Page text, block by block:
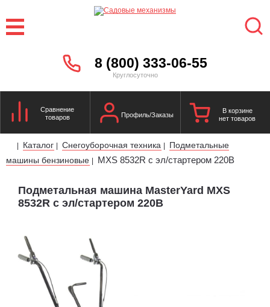
8 (800) 333-06-55
Круглосуточно
Сравнение
товаров
Профиль/Заказы
В корзине
нет товаров
| Каталог | Снегоуборочная техника |
Подметальные
машины бензиновые | MXS 8532R с эл/стартером 220В
Подметальная машина MasterYard MXS
8532R с эл/стартером 220В